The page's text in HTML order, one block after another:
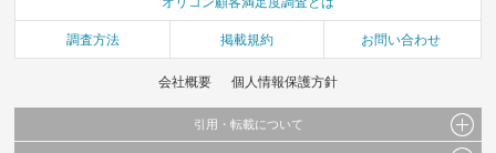
調査方法 掲載規約 お問い合わせ
会社概要 個人情報保護方針
引用・転載について